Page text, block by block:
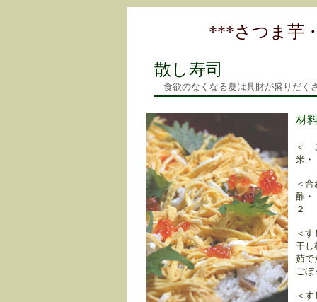
***さつま芋
散し寿司
食欲のなくなる夏は具財が盛りだく
材
＜
米
＜
酢・
２
＜
干
茹
ごぼ
＜